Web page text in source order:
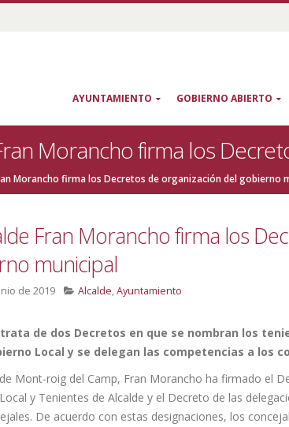
AYUNTAMIENTO GOBIERNO ABIERTO
Morancho firma los
Morancho firma los Decretos de organización del gobierno
Fran Morancho firma los
municipal
de 2019 Alcalde,Ayuntamiento
trata de dos Decretos en que se nombran los
Local y se delegan las competencias a los
Mont-roig del Camp, Fran Morancho ha firmado el
y Tenientes de Alcalde y el Decreto de las
De acuerdo con estas designaciones, los